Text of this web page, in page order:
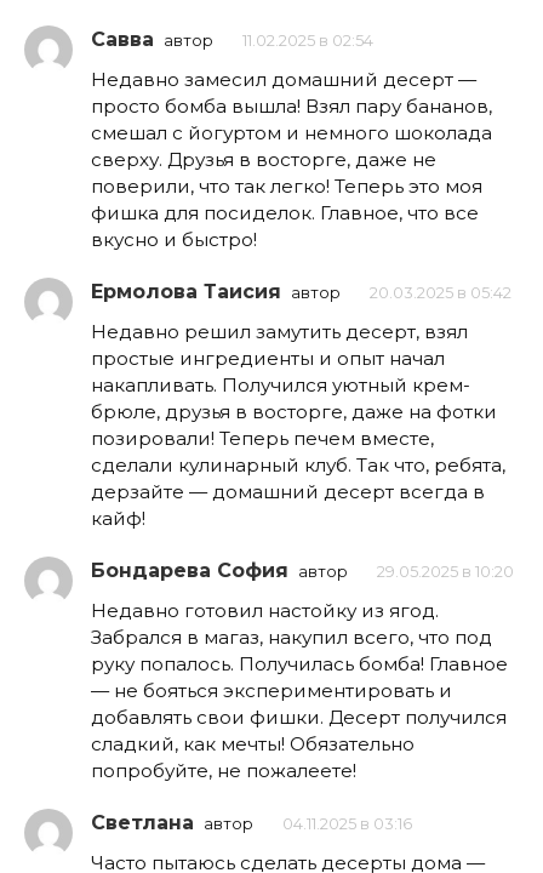
Савва автор 11.02.2025 в 02:54
Недавно замесил домашний десерт —
просто бомба вышла! Взял пару бананов,
смешал с йогуртом и немного шоколада
сверху. Друзья в восторге, даже не
поверили, что так легко! Теперь это моя
фишка для посиделок. Главное, что все
вкусно и быстро!
Ермолова Таисия автор 20.03.2025 в 05:42
Недавно решил замутить десерт, взял
простые ингредиенты и опыт начал
накапливать. Получился уютный крем-
брюле, друзья в восторге, даже на фотки
позировали! Теперь печем вместе,
сделали кулинарный клуб. Так что, ребята,
дерзайте — домашний десерт всегда в
кайф!
Бондарева София автор 29.05.2025 в 10:20
Недавно готовил настойку из ягод.
Забрался в магаз, накупил всего, что под
руку попалось. Получилась бомба! Главное
— не бояться экспериментировать и
добавлять свои фишки. Десерт получился
сладкий, как мечты! Обязательно
попробуйте, не пожалеете!
Светлана автор 04.11.2025 в 03:16
Часто пытаюсь сделать десерты дома —